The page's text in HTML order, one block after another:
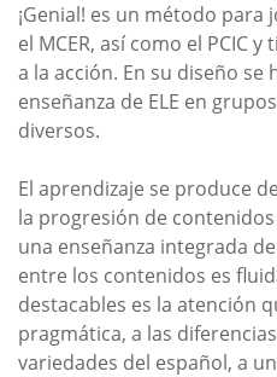
¡Genial! es un método para
el MCER, así como el PCIC
a la acción. En su diseño se
enseñanza de ELE en
diversos.
El aprendizaje se produce
la progresión de
una enseñanza integrada
entre los contenidos es
destacables es la atención
pragmática, a las
variedades del español, a